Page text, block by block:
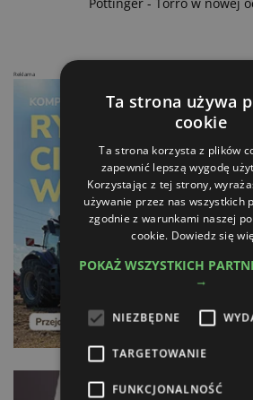
Reklama
Ta strona używa
cookie
Ta strona korzysta z plików
zapewnić lepszą wygodę
Korzystając z tej strony,
używanie przez nas wszystkich
zgodnie z warunkami naszej
cookie. Dowiedz się
POKAŻ WSZYSTKICH
→
NIEZBĘDNE
TARGETOWANIE
FUNKCJONALNOŚĆ